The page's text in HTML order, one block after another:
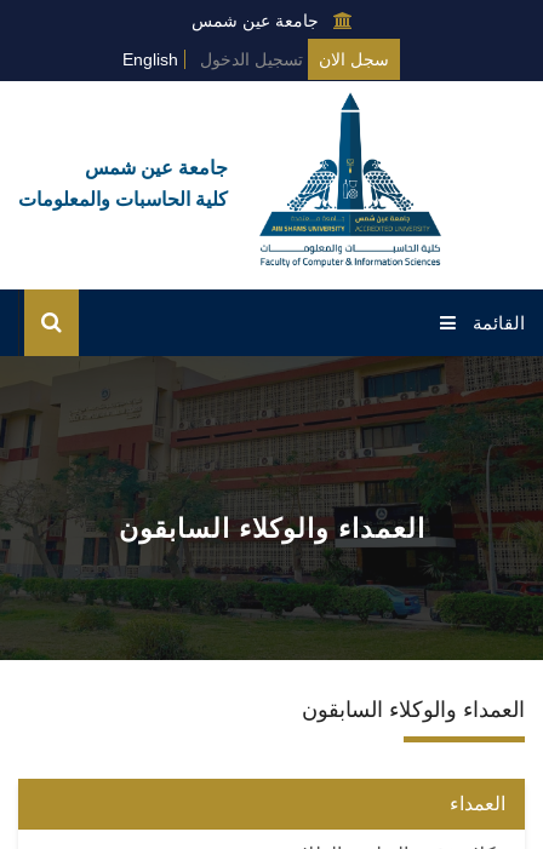
جامعة عين شمس
سجل الان
تسجيل الدخول English
جامعة عين شمس
كلية الحاسبات والمعلومات
القائمة
عن الكلية
البرامج العامة
البرامج المتخصصة
الوحدات الخاصة
العمداء والوكلاء السابقون
العمداء والوكلاء السابقون
العمداء